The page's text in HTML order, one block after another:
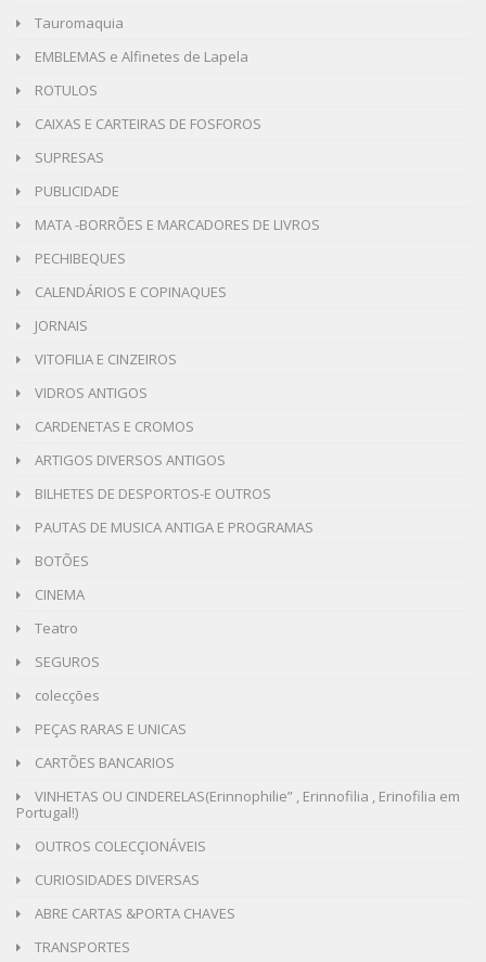
Tauromaquia
EMBLEMAS e Alfinetes de Lapela
ROTULOS
CAIXAS E CARTEIRAS DE FOSFOROS
SUPRESAS
PUBLICIDADE
MATA -BORRÕES E MARCADORES DE LIVROS
PECHIBEQUES
CALENDÁRIOS E COPINAQUES
JORNAIS
VITOFILIA E CINZEIROS
VIDROS ANTIGOS
CARDENETAS E CROMOS
ARTIGOS DIVERSOS ANTIGOS
BILHETES DE DESPORTOS-E OUTROS
PAUTAS DE MUSICA ANTIGA E PROGRAMAS
BOTÕES
CINEMA
Teatro
SEGUROS
colecções
PEÇAS RARAS E UNICAS
CARTÕES BANCARIOS
VINHETAS OU CINDERELAS(Erinnophilie” , Erinnofilia , Erinofilia em
Portugal!)
OUTROS COLECÇIONÁVEIS
CURIOSIDADES DIVERSAS
ABRE CARTAS &PORTA CHAVES
TRANSPORTES